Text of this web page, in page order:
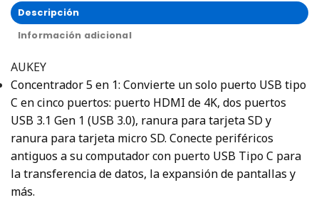
Descripción
Información adicional
AUKEY
Concentrador 5 en 1: Convierte un solo puerto USB tipo
C en cinco puertos: puerto HDMI de 4K, dos puertos
USB 3.1 Gen 1 (USB 3.0), ranura para tarjeta SD y
ranura para tarjeta micro SD. Conecte periféricos
antiguos a su computador con puerto USB Tipo C para
la transferencia de datos, la expansión de pantallas y
más.